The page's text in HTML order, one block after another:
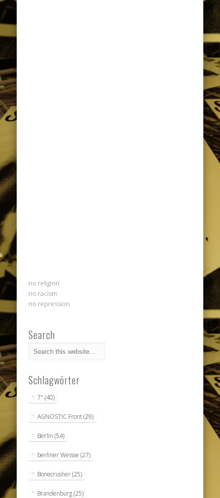
no religion
no racism
no repression
Search
Schlagwörter
7" (40)
AGNOSTIC Front(29)
Berlin (54)
berliner Weisse (27)
Bonecrusher(25)
Brandenburg(25)